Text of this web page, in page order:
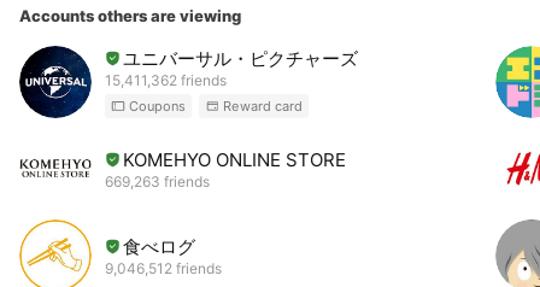
Accounts others are viewing
ユニバーサル・ピクチャーズ
15,411,362 friends
Coupons Reward card
KOMEHYO ONLINE STORE
669,263 friends
食べログ
9,046,512 friends